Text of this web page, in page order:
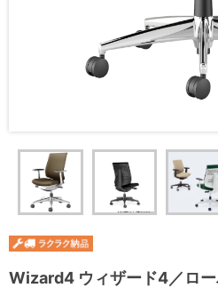
Wizard4 ウィザード4／ロー